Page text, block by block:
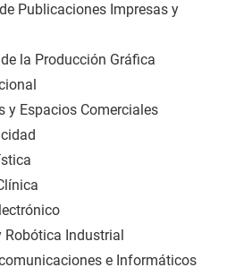
Publicaciones Impresas y
la Producción Gráfica
y Espacios Comerciales
Industrial
e Informáticos